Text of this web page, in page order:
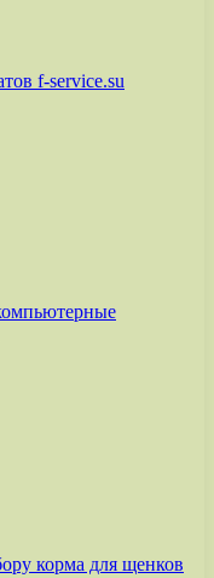
f-service.su
корма для щенков